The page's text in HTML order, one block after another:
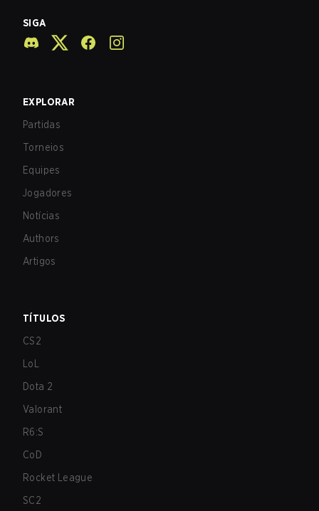
SIGA
EXPLORAR
Partidas
Torneios
Equipes
Jogadores
Notícias
Authors
Artigos
TÍTULOS
CS2
LoL
Dota 2
Valorant
R6:S
CoD
Rocket League
SC2